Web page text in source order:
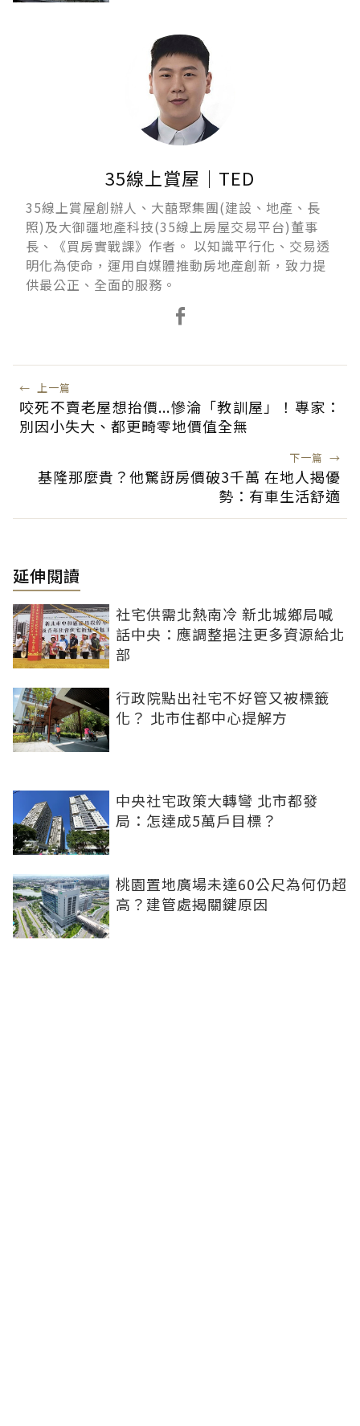
35線上賞屋｜TED
35線上賞屋創辦人、大囍聚集團(建設、地產、長
照)及大御疆地產科技(35線上房屋交易平台)董事
長、《買房實戰課》作者。 以知識平行化、交易透
明化為使命，運用自媒體推動房地產創新，致力提
供最公正、全面的服務。
← 上一篇
咬死不賣老屋想抬價...慘淪「教訓屋」！專家：
別因小失大、都更畸零地價值全無
下一篇 →
基隆那麼貴？他驚訝房價破3千萬 在地人揭優
勢：有車生活舒適
延伸閱讀
社宅供需北熱南冷 新北城鄉局喊
話中央：應調整挹注更多資源給北
部
行政院點出社宅不好管又被標籤
化？ 北市住都中心提解方
中央社宅政策大轉彎 北市都發
局：怎達成5萬戶目標？
桃園置地廣場未達60公尺為何仍超
高？建管處揭關鍵原因